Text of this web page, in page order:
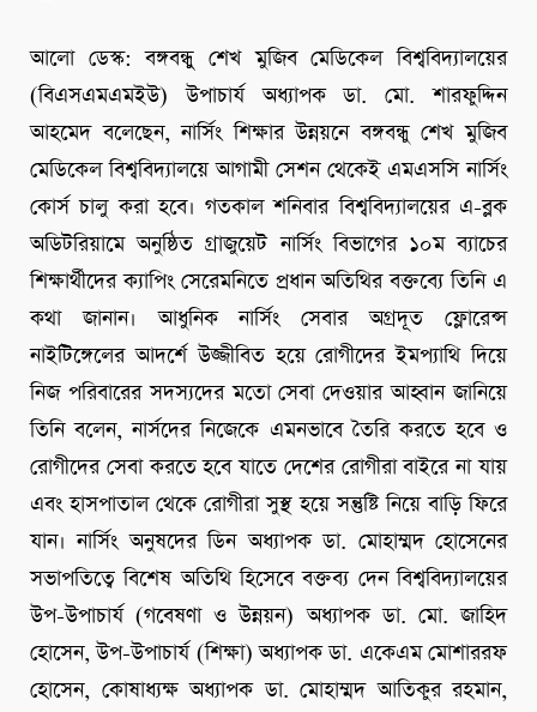
আলো ডেস্ক: বঙ্গবন্ধুু শেখ মুজিব মেডিকেল বিশ্ববিদ্যালয়ের
(বিএসএমএমইউ) উপাচার্য অধ্যাপক ডা. মো. শারফুদ্দিন
আহমেদ বলেছেন, নার্সিং শিক্ষার উন্নয়নে বঙ্গবন্ধু শেখ মুজিব
মেডিকেল বিশ্ববিদ্যালয়ে আগামী সেশন থেকেই এমএসসি নার্সিং
কোর্স চালু করা হবে। গতকাল শনিবার বিশ্ববিদ্যালয়ের এ-ব্লক
অডিটরিয়ামে অনুষ্ঠিত গ্রাজুয়েট নার্সিং বিভাগের ১০ম ব্যাচের
শিক্ষার্থীদের ক্যাপিং সেরেমনিতে প্রধান অতিথির বক্তব্যে তিনি এ
কথা জানান। আধুনিক নার্সিং সেবার অগ্রদূত ফ্লোরেন্স
নাইটিঙ্গেলের আদর্শে উজ্জীবিত হয়ে রোগীদের ইমপ্যাথি দিয়ে
নিজ পরিবারের সদস্যদের মতো সেবা দেওয়ার আহ্বান জানিয়ে
তিনি বলেন, নার্সদের নিজেকে এমনভাবে তৈরি করতে হবে ও
রোগীদের সেবা করতে হবে যাতে দেশের রোগীরা বাইরে না যায়
এবং হাসপাতাল থেকে রোগীরা সুস্থ হয়ে সন্তুষ্টি নিয়ে বাড়ি ফিরে
যান। নার্সিং অনুষদের ডিন অধ্যাপক ডা. মোহাম্মদ হোসেনের
সভাপতিত্বে বিশেষ অতিথি হিসেবে বক্তব্য দেন বিশ্ববিদ্যালয়ের
উপ-উপাচার্য (গবেষণা ও উন্নয়ন) অধ্যাপক ডা. মো. জাহিদ
হোসেন, উপ-উপাচার্য (শিক্ষা) অধ্যাপক ডা. একেএম মোশাররফ
হোসেন, কোষাধ্যক্ষ অধ্যাপক ডা. মোহাম্মদ আতিকুর রহমান,